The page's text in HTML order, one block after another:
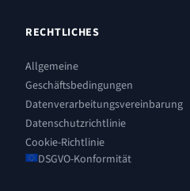
RECHTLICHES
Allgemeine
Geschäftsbedingungen
Datenverarbeitungsvereinbarung
Datenschutzrichtlinie
Cookie-Richtlinie
DSGVO-Konformität